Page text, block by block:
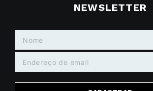
NEWSLETTER